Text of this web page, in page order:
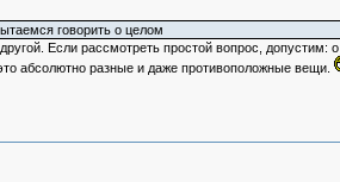
говорить о целом
Если рассмотреть простой вопрос, допустим: о
абсолютно разные и даже противоположные вещи.